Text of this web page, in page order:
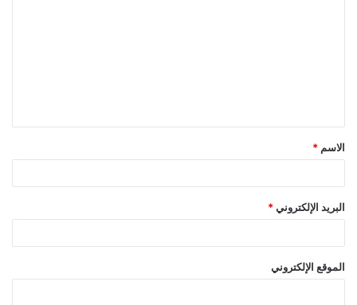
ق
*
الاسم *
البريد الإلكتروني *
الموقع الإلكتروني